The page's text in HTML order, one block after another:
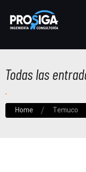
Todas las
Home Temuco